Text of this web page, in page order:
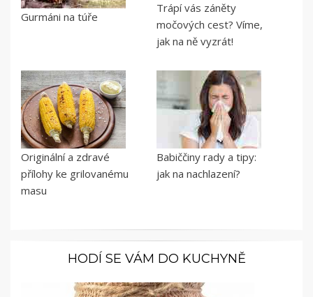
Gurmáni na túře
Trápí vás záněty
močových cest? Víme,
jak na ně vyzrát!
Originální a zdravé
přílohy ke grilovanému
masu
Babiččiny rady a tipy:
jak na nachlazení?
HODÍ SE VÁM DO KUCHYNĚ